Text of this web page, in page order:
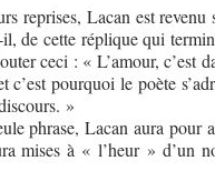
reprises, Lacan est
de cette réplique qui
ceci : « L’amour, c’est
c’est pourquoi le poète
»
phrase, Lacan aura pour
mises à « l’heur » d’un